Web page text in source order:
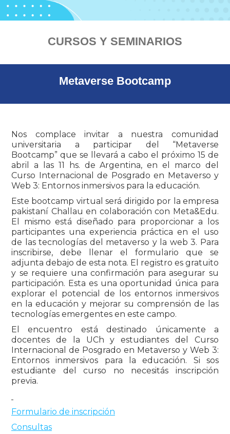
CURSOS Y SEMINARIOS
Metaverse Bootcamp
Nos complace invitar a nuestra comunidad
universitaria a participar del “Metaverse
Bootcamp” que se llevará a cabo el próximo 15 de
abril a las 11 hs. de Argentina, en el marco del
Curso Internacional de Posgrado en Metaverso y
Web 3: Entornos inmersivos para la educación.
Este bootcamp virtual será dirigido por la empresa
pakistaní Challau en colaboración con Meta&Edu.
El mismo está diseñado para proporcionar a los
participantes una experiencia práctica en el uso
de las tecnologías del metaverso y la web 3. Para
inscribirse, debe llenar el formulario que se
adjunta debajo de esta nota. El registro es gratuito
y se requiere una confirmación para asegurar su
participación. Esta es una oportunidad única para
explorar el potencial de los entornos inmersivos
en la educación y mejorar su comprensión de las
tecnologías emergentes en este campo.
El encuentro está destinado únicamente a
docentes de la UCh y estudiantes del Curso
Internacional de Posgrado en Metaverso y Web 3:
Entornos inmersivos para la educación. Si sos
estudiante del curso no necesitás inscripción
previa.
Formulario de inscripción
Consultas